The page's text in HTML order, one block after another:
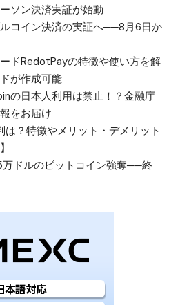
ソン決済実証が始動
コイン決済の実証へ──8月6日か
ドRedotPayの特徴や使い方を解
が作成可能
の日本人利用は禁止！？金融庁
をお届け
は？特徴やメリット・デメリット
ドルのビットコイン強奪──終